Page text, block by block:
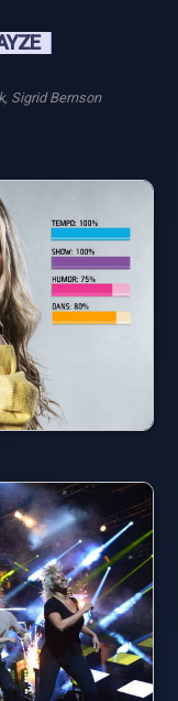
Sigrid Bernson